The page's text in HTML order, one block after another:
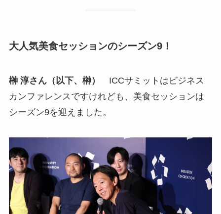
大人気美食セッションのシーズン9！
榊 淳さん（以下、榊）
ICCサミットはビジネス
カンファレンスですけれども、美食セッションは
シーズン9を迎えました。